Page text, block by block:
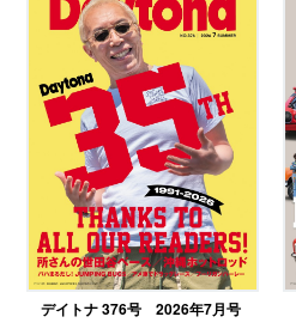
デイトナ 376号 2026年7月号